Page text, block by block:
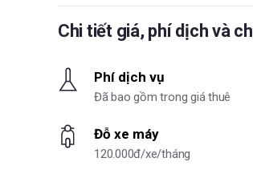
Chi tiết giá, phí dịch và
Phí dịch vụ
Đã bao gồm trong giá thuê
Đỗ xe máy
120.000đ/xe/tháng